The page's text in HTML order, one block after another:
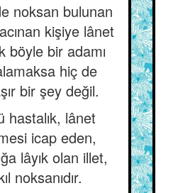
noksan bulunan
acınan kişiye lânet
böyle bir adamı
hiç de
bir şey değil.
hastalık, lânet
icap eden,
lâyık olan illet,
noksanıdır.